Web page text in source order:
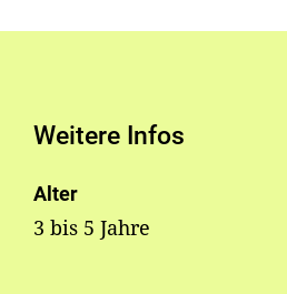
Weitere Infos
Alter
3 bis 5 Jahre